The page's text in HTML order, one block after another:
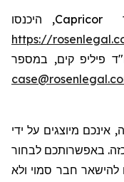
Capricor, היכנסו
https://
פיליפ קים, במספר
מיוצגים על ידי
באפשרותכם לבחור
להישאר חבר סמוי ולא